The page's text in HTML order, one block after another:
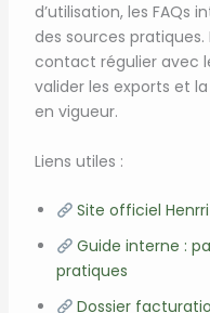
d’utilisation, les FAQs
des sources pratiques.
contact régulier avec
valider les exports et
en vigueur.
Liens utiles :
Site officiel Henrri
Guide interne :
pratiques
Dossier